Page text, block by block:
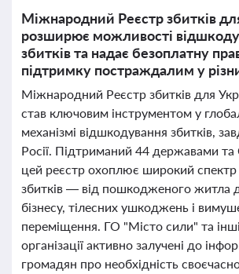
Міжнародний Реєстр збитків
розширює можливості
збитків та надає безоплатну
підтримку постраждалим у
Міжнародний Реєстр збитків для
став ключовим інструментом у
механізмі відшкодування збитків,
Росії. Підтриманий 44 державами
цей реєстр охоплює широкий спектр
збитків — від пошкодженого житла
бізнесу, тілесних ушкоджень і
переміщення. ГО "Місто сили" та
організації активно залучені до
громадян про необхідність